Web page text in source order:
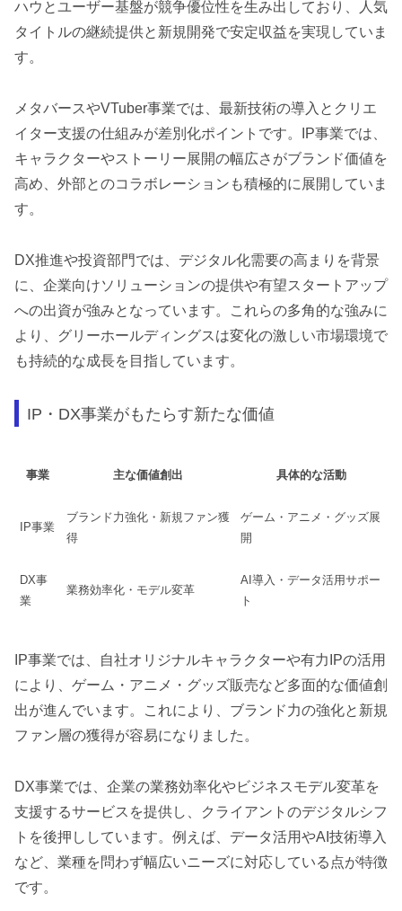
ハウとユーザー基盤が競争優位性を生み出しており、人気
タイトルの継続提供と新規開発で安定収益を実現していま
す。
メタバースやVTuber事業では、最新技術の導入とクリエ
イター支援の仕組みが差別化ポイントです。IP事業では、
キャラクターやストーリー展開の幅広さがブランド価値を
高め、外部とのコラボレーションも積極的に展開していま
す。
DX推進や投資部門では、デジタル化需要の高まりを背景
に、企業向けソリューションの提供や有望スタートアップ
への出資が強みとなっています。これらの多角的な強みに
より、グリーホールディングスは変化の激しい市場環境で
も持続的な成長を目指しています。
IP・DX事業がもたらす新たな価値
事業 主な価値創出 具体的な活動
IP事業
ブランド力強化・新規ファン獲
得
ゲーム・アニメ・グッズ展
開
DX事
業
業務効率化・モデル変革
AI導入・データ活用サポー
ト
IP事業では、自社オリジナルキャラクターや有力IPの活用
により、ゲーム・アニメ・グッズ販売など多面的な価値創
出が進んでいます。これにより、ブランド力の強化と新規
ファン層の獲得が容易になりました。
DX事業では、企業の業務効率化やビジネスモデル変革を
支援するサービスを提供し、クライアントのデジタルシフ
トを後押ししています。例えば、データ活用やAI技術導入
など、業種を問わず幅広いニーズに対応している点が特徴
です。